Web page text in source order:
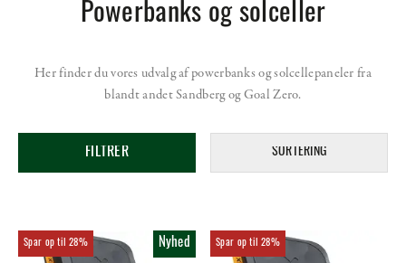
Powerbanks og solceller
Her finder du vores udvalg af powerbanks og solcellepaneler fra
blandt andet Sandberg og Goal Zero.
FILTRER SORTERING
28% Nyhed 28%